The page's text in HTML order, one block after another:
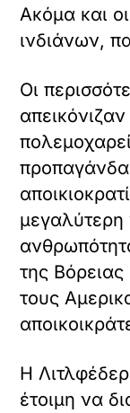
Ακόμα και
ινδιάνων,
Οι
μεγαλύτερη
της Βόρειας
τους
Η
έτοιμη να